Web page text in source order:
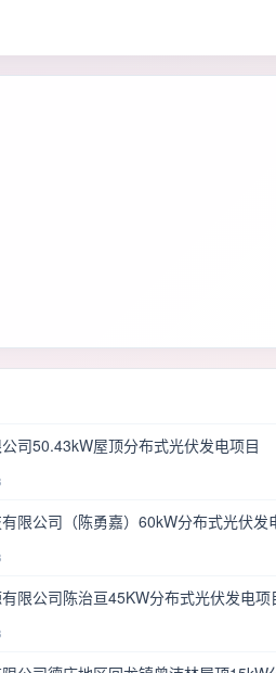
司50.43kW屋顶分布式光伏发电项目
限公司（陈勇嘉）60kW分布式光伏发
限公司陈治亘45KW分布式光伏发电项